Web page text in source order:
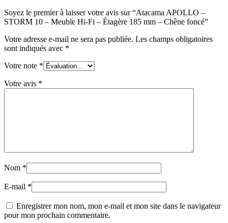
Soyez le premier à laisser votre avis sur “Atacama APOLLO –
STORM 10 – Meuble Hi-Fi – Étagère 185 mm – Chêne foncé”
Votre adresse e-mail ne sera pas publiée. Les champs obligatoires
sont indiqués avec *
Votre note *
Votre avis *
Nom *
E-mail *
Enregistrer mon nom, mon e-mail et mon site dans le navigateur
pour mon prochain commentaire.